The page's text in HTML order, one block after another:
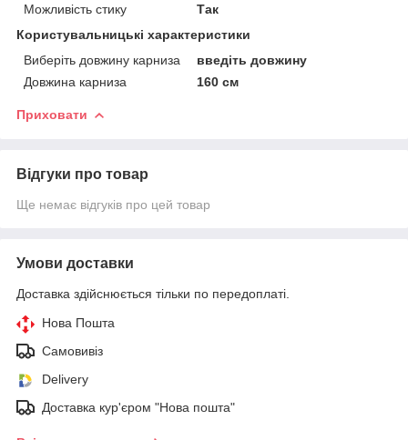
Можливість стику
Так
Користувальницькі характеристики
Виберіть довжину карниза
введіть довжину
Довжина карниза
160 см
Приховати
Відгуки про товар
Ще немає відгуків про цей товар
Умови доставки
Доставка здійснюється тільки по передоплаті.
Нова Пошта
Самовивіз
Delivery
Доставка кур'єром "Нова пошта"